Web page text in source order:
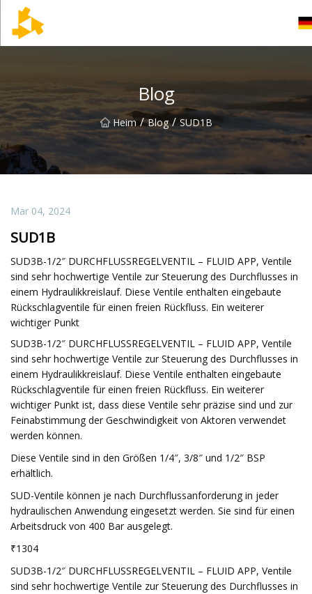
Blog
Heim / Blog / SUD1B
Mar 04, 2024
SUD1B
SUD3B-1/2″ DURCHFLUSSREGELVENTIL – FLUID APP, Ventile
sind sehr hochwertige Ventile zur Steuerung des Durchflusses in
einem Hydraulikkreislauf. Diese Ventile enthalten eingebaute
Rückschlagventile für einen freien Rückfluss. Ein weiterer
wichtiger Punkt
SUD3B-1/2″ DURCHFLUSSREGELVENTIL – FLUID APP, Ventile
sind sehr hochwertige Ventile zur Steuerung des Durchflusses in
einem Hydraulikkreislauf. Diese Ventile enthalten eingebaute
Rückschlagventile für einen freien Rückfluss. Ein weiterer
wichtiger Punkt ist, dass diese Ventile sehr präzise sind und zur
Feinabstimmung der Geschwindigkeit von Aktoren verwendet
werden können.
Diese Ventile sind in den Größen 1/4″, 3/8″ und 1/2″ BSP
erhältlich.
SUD-Ventile können je nach Durchflussanforderung in jeder
hydraulischen Anwendung eingesetzt werden. Sie sind für einen
Arbeitsdruck von 400 Bar ausgelegt.
₹1304
SUD3B-1/2″ DURCHFLUSSREGELVENTIL – FLUID APP, Ventile
sind sehr hochwertige Ventile zur Steuerung des Durchflusses in